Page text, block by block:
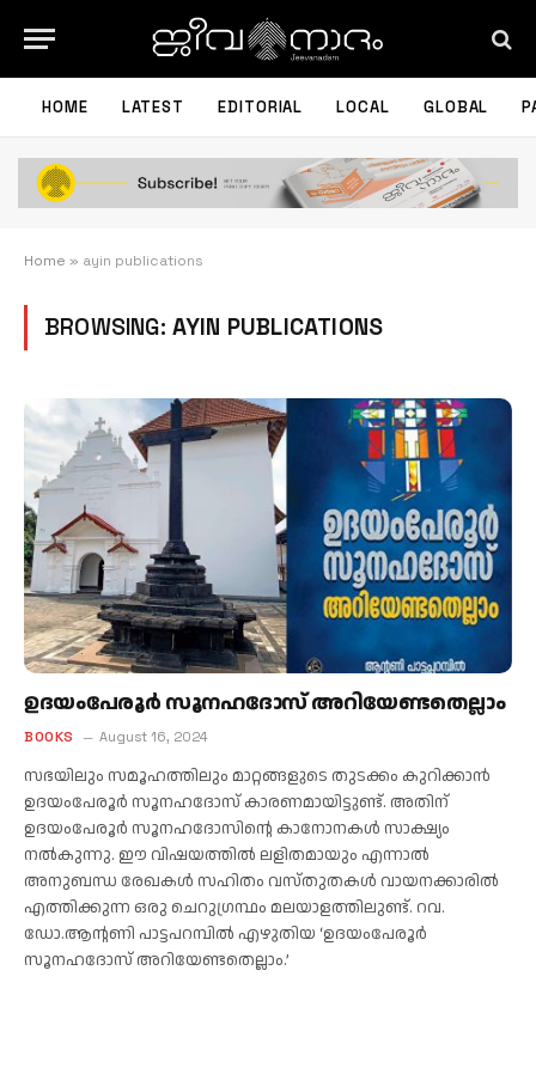
HOME LATEST EDITORIAL LOCAL GLOBAL
Home » ayin publications
BROWSING: AYIN PUBLICATIONS
ഉദയംപേരൂര്‍ സൂനഹദോസ് അറിയേണ്ടതെല്ലാം
BOOKS August 16, 2024
സഭയിലും സമൂഹത്തിലും മാറ്റങ്ങളുടെ തുടക്കം കുറിക്കാന്‍
ഉദയംപേരൂര്‍ സൂനഹദോസ് കാരണമായിട്ടുണ്ട്. അതിന്
ഉദയംപേരൂര്‍ സൂനഹദോസിന്റെ കാനോനകള്‍ സാക്ഷ്യം
നല്‍കുന്നു. ഈ വിഷയത്തില്‍ ലളിതമായും എന്നാല്‍
അനുബന്ധ രേഖകള്‍ സഹിതം വസ്തുതകള്‍ വായനക്കാരില്‍
എത്തിക്കുന്ന ഒരു ചെറുഗ്രന്ഥം മലയാളത്തിലുണ്ട്. റവ.
ഡോ.ആന്റണി പാട്ടപറമ്പില്‍ എഴുതിയ ‘ഉദയംപേരൂര്‍
സൂനഹദോസ് അറിയേണ്ടതെല്ലാം.’